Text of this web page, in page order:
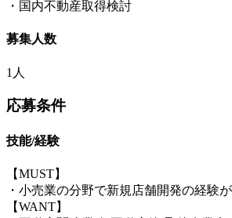
・国内不動産取得検討
募集人数
1人
応募条件
技能/経験
【MUST】
・小売業の分野で新規店舗開発の経験
【WANT】